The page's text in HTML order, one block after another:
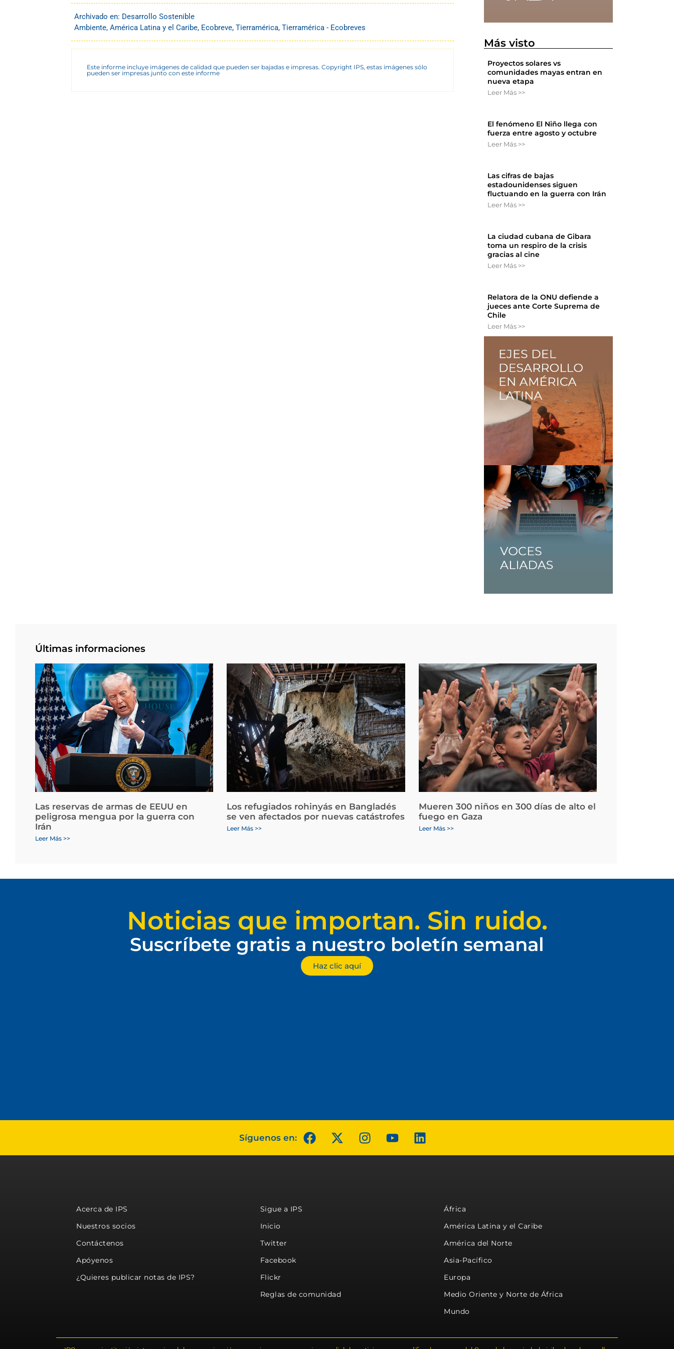
Archivado en: Desarrollo Sostenible
Ambiente, América Latina y el Caribe, Ecobreve, Tierramérica, Tierramérica - Ecobreves
Este informe incluye imágenes de calidad que pueden ser bajadas e impresas. Copyright IPS, estas imágenes sólo
pueden ser impresas junto con este informe
Más visto
Proyectos solares vs
comunidades mayas entran en
nueva etapa
Leer Más >>
El fenómeno El Niño llega con
fuerza entre agosto y octubre
Leer Más >>
Las cifras de bajas
estadounidenses siguen
fluctuando en la guerra con Irán
Leer Más >>
La ciudad cubana de Gibara
toma un respiro de la crisis
gracias al cine
Leer Más >>
Relatora de la ONU defiende a
jueces ante Corte Suprema de
Chile
Leer Más >>
Últimas informaciones
Las reservas de armas de EEUU en
peligrosa mengua por la guerra con
Irán
Leer Más >>
Los refugiados rohinyás en Bangladés
se ven afectados por nuevas catástrofes
Leer Más >>
Mueren 300 niños en 300 días de alto el
fuego en Gaza
Leer Más >>
Noticias que importan. Sin ruido.
Suscríbete gratis a nuestro boletín semanal
Haz clic aquí
Síguenos en:
Acerca de IPS
Nuestros socios
Contáctenos
Apóyenos
¿Quieres publicar notas de IPS?
Sigue a IPS
Inicio
Twitter
Facebook
Flickr
Reglas de comunidad
África
América Latina y el Caribe
América del Norte
Asia-Pacífico
Europa
Medio Oriente y Norte de África
Mundo